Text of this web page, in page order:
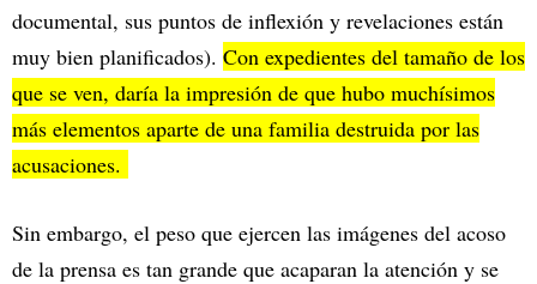
documental, sus puntos de inflexión y revelaciones están
muy bien planificados). Con expedientes del tamaño de los
que se ven, daría la impresión de que hubo muchísimos
más elementos aparte de una familia destruida por las
acusaciones.
Sin embargo, el peso que ejercen las imágenes del acoso
de la prensa es tan grande que acaparan la atención y se